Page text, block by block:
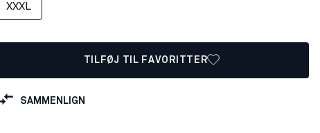
XXXL
TILFØJ TIL FAVORITTER
SAMMENLIGN